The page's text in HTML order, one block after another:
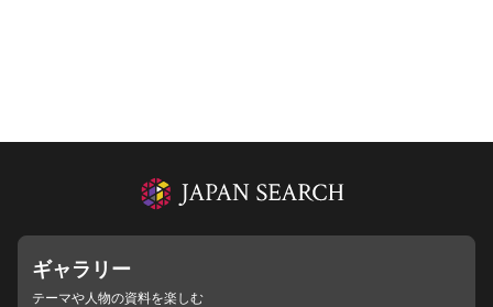
ギャラリー
テーマや人物の資料を楽しむ